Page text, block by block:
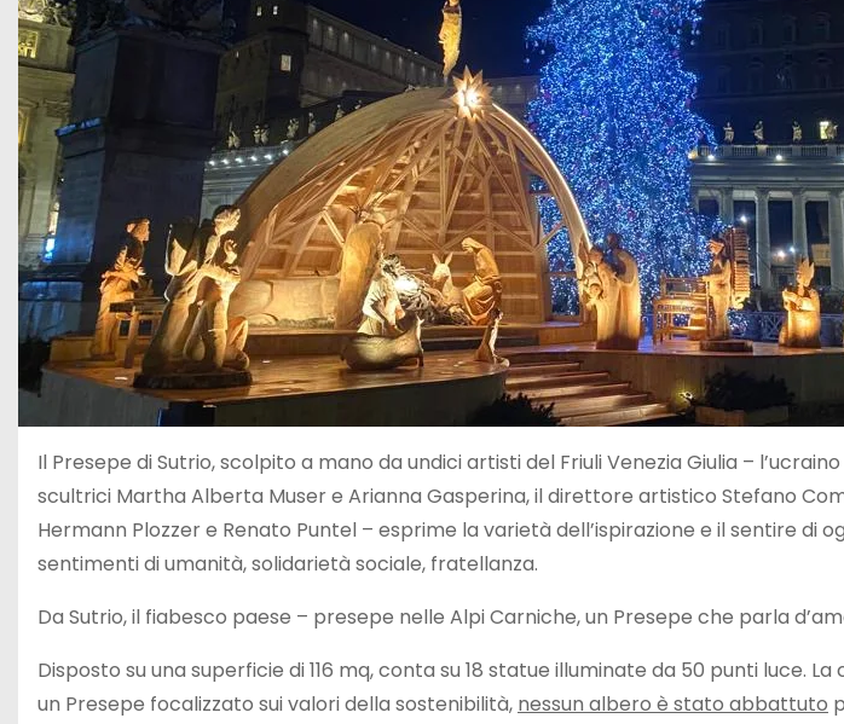
Il Presepe di Sutrio, scolpito a mano da undici artisti del Friuli Venezia Giulia –
scultrici Martha Alberta Muser e Arianna Gasperina, il direttore artistico Stefano
Hermann Plozzer e Renato Puntel – esprime la varietà dell’ispirazione e il sentire
sentimenti di umanità, solidarietà sociale, fratellanza.
Da Sutrio, il fiabesco paese – presepe nelle Alpi Carniche, un Presepe che parla
Disposto su una superficie di 116 mq, conta su 18 statue illuminate da 50 punti luce.
un Presepe focalizzato sui valori della sostenibilità, nessun albero è stato abbattuto